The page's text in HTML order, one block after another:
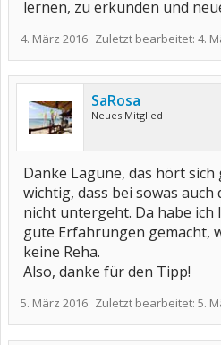
lernen, zu erkunden und
4. März 2016 Zuletzt bearbeitet: 4.
SaRosa
Neues Mitglied
Danke Lagune, das hört
wichtig, dass bei sowas auch
nicht untergeht. Da habe ich
gute Erfahrungen gemacht,
keine Reha.
Also, danke für den Tipp!
5. März 2016 Zuletzt bearbeitet: 5.